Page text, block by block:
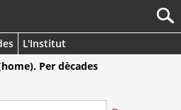
L'Institut
Per dècades